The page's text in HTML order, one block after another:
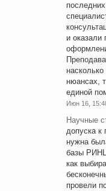
и оказали
нюансах,
единой
Июн 16,
Научные
допуска к
нужна
базы
как
провели